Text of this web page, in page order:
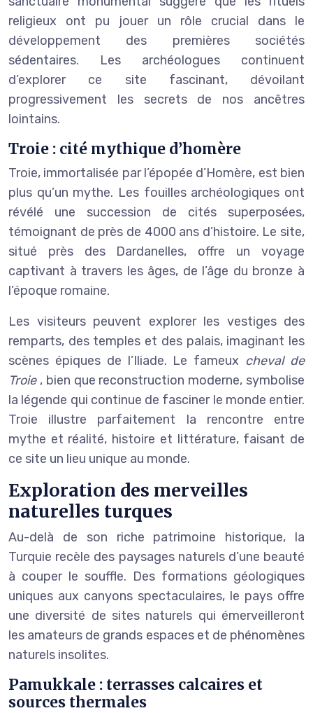
religieux ont pu jouer un rôle crucial dans le
développement des premières sociétés
sédentaires. Les archéologues continuent
d’explorer ce site fascinant, dévoilant
progressivement les secrets de nos ancêtres
lointains.
Troie : cité mythique d’homère
Troie, immortalisée par l’épopée d’Homère, est bien
plus qu’un mythe. Les fouilles archéologiques ont
révélé une succession de cités superposées,
témoignant de près de 4000 ans d’histoire. Le site,
situé près des Dardanelles, offre un voyage
captivant à travers les âges, de l’âge du bronze à
l’époque romaine.
Les visiteurs peuvent explorer les vestiges des
remparts, des temples et des palais, imaginant les
scènes épiques de l’Iliade. Le fameux cheval de
Troie , bien que reconstruction moderne, symbolise
la légende qui continue de fasciner le monde entier.
Troie illustre parfaitement la rencontre entre
mythe et réalité, histoire et littérature, faisant de
ce site un lieu unique au monde.
Exploration des merveilles
naturelles turques
Au-delà de son riche patrimoine historique, la
Turquie recèle des paysages naturels d’une beauté
à couper le souffle. Des formations géologiques
uniques aux canyons spectaculaires, le pays offre
une diversité de sites naturels qui émerveilleront
les amateurs de grands espaces et de phénomènes
naturels insolites.
Pamukkale : terrasses calcaires et
sources thermales